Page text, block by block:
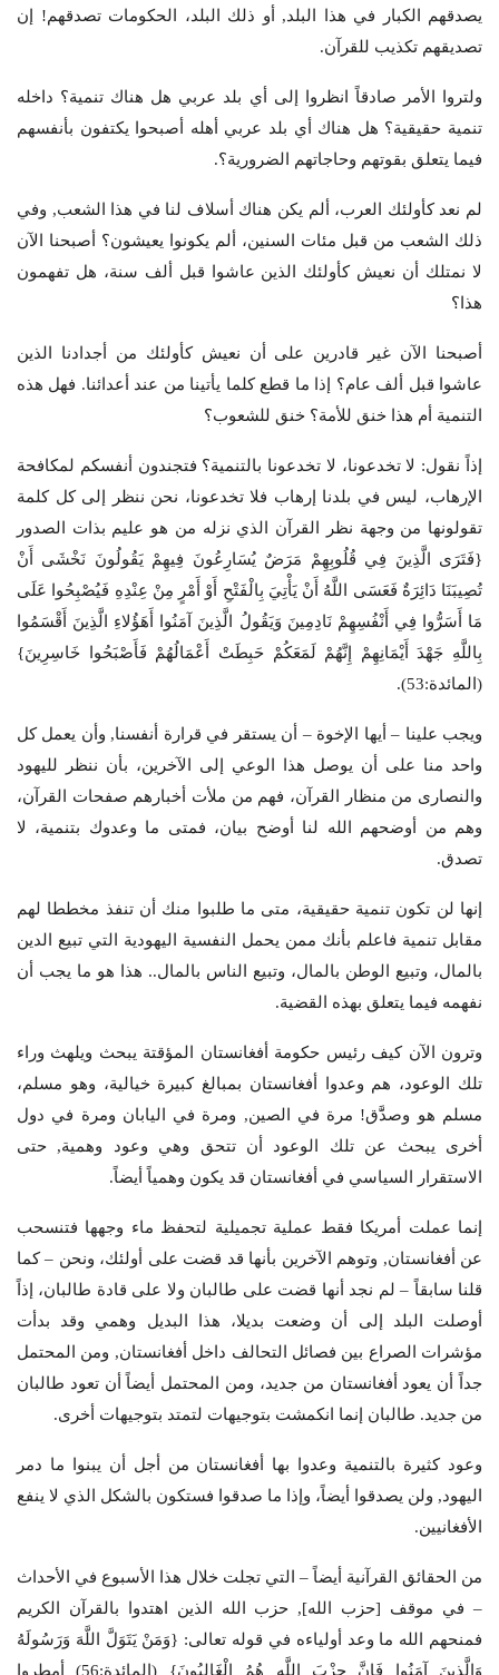
يصدقهم الكبار في هذا البلد, أو ذلك البلد، الحكومات تصدقهم! إن
تصديقهم تكذيب للقرآن.
ولتروا الأمر صادقاً انظروا إلى أي بلد عربي هل هناك تنمية؟ داخله
تنمية حقيقية؟ هل هناك أي بلد عربي أهله أصبحوا يكتفون بأنفسهم
فيما يتعلق بقوتهم وحاجاتهم الضرورية؟.
لم نعد كأولئك العرب، ألم يكن هناك أسلاف لنا في هذا الشعب, وفي
ذلك الشعب من قبل مئات السنين، ألم يكونوا يعيشون؟ أصبحنا الآن
لا نمتلك أن نعيش كأولئك الذين عاشوا قبل ألف سنة، هل تفهمون
هذا؟
أصبحنا الآن غير قادرين على أن نعيش كأولئك من أجدادنا الذين
عاشوا قبل ألف عام؟ إذا ما قطع كلما يأتينا من عند أعدائنا. فهل هذه
التنمية أم هذا خنق للأمة؟ خنق للشعوب؟
إذاً نقول: لا تخدعونا، لا تخدعونا بالتنمية؟ فتجندون أنفسكم لمكافحة
الإرهاب، ليس في بلدنا إرهاب فلا تخدعونا، نحن ننظر إلى كل كلمة
تقولونها من وجهة نظر القرآن الذي نزله من هو عليم بذات الصدور
{فَتَرَى الَّذِينَ فِي قُلُوبِهِمْ مَرَضٌ يُسَارِعُونَ فِيهِمْ يَقُولُونَ نَخْشَى أَنْ
تُصِيبَنَا دَائِرَةٌ فَعَسَى اللَّهُ أَنْ يَأْتِيَ بِالْفَتْحِ أَوْ أَمْرٍ مِنْ عِنْدِهِ فَيُصْبِحُوا عَلَى
مَا أَسَرُّوا فِي أَنْفُسِهِمْ نَادِمِينَ وَيَقُولُ الَّذِينَ آمَنُوا أَهَؤُلاءِ الَّذِينَ أَقْسَمُوا
بِاللَّهِ جَهْدَ أَيْمَانِهِمْ إِنَّهُمْ لَمَعَكُمْ حَبِطَتْ أَعْمَالُهُمْ فَأَصْبَحُوا خَاسِرِينَ}
(المائدة:53).
ويجب علينا – أيها الإخوة – أن يستقر في قرارة أنفسنا, وأن يعمل كل
واحد منا على أن يوصل هذا الوعي إلى الآخرين، بأن ننظر لليهود
والنصارى من منظار القرآن، فهم من ملأت أخبارهم صفحات القرآن،
وهم من أوضحهم الله لنا أوضح بيان، فمتى ما وعدوك بتنمية، لا
تصدق.
إنها لن تكون تنمية حقيقية، متى ما طلبوا منك أن تنفذ مخططا لهم
مقابل تنمية فاعلم بأنك ممن يحمل النفسية اليهودية التي تبيع الدين
بالمال، وتبيع الوطن بالمال، وتبيع الناس بالمال.. هذا هو ما يجب أن
نفهمه فيما يتعلق بهذه القضية.
وترون الآن كيف رئيس حكومة أفغانستان المؤقتة يبحث ويلهث وراء
تلك الوعود، هم وعدوا أفغانستان بمبالغ كبيرة خيالية، وهو مسلم،
مسلم هو وصدََّق! مرة في الصين, ومرة في اليابان ومرة في دول
أخرى يبحث عن تلك الوعود أن تتحق وهي وعود وهمية, حتى
الاستقرار السياسي في أفغانستان قد يكون وهمياً أيضاً.
إنما عملت أمريكا فقط عملية تجميلية لتحفظ ماء وجهها فتنسحب
عن أفغانستان, وتوهم الآخرين بأنها قد قضت على أولئك، ونحن – كما
قلنا سابقاً – لم نجد أنها قضت على طالبان ولا على قادة طالبان، إذاً
أوصلت البلد إلى أن وضعت بديلا، هذا البديل وهمي وقد بدأت
مؤشرات الصراع بين فصائل التحالف داخل أفغانستان, ومن المحتمل
جداً أن يعود أفغانستان من جديد، ومن المحتمل أيضاً أن تعود طالبان
من جديد. طالبان إنما انكمشت بتوجيهات لتمتد بتوجيهات أخرى.
وعود كثيرة بالتنمية وعدوا بها أفغانستان من أجل أن يبنوا ما دمر
اليهود, ولن يصدقوا أيضاً، وإذا ما صدقوا فستكون بالشكل الذي لا ينفع
الأفغانيين.
من الحقائق القرآنية أيضاً – التي تجلت خلال هذا الأسبوع في الأحداث
– في موقف [حزب الله], حزب الله الذين اهتدوا بالقرآن الكريم
فمنحهم الله ما وعد أولياءه في قوله تعالى: {وَمَنْ يَتَوَلَّ اللَّهَ وَرَسُولَهُ
وَالَّذِينَ آمَنُوا فَإِنَّ حِزْبَ اللَّهِ هُمُ الْغَالِبُونَ} (المائدة:56) أمطروا